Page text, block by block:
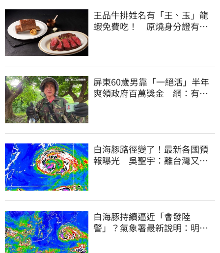
王品牛排姓名有「王、玉」龍
蝦免費吃！ 原燒身分證有
屏東60歲男靠「一絕活」半年
爽領政府百萬獎金 網：有人
白海豚路徑變了！最新各國預
報曝光 吳聖宇：離台灣又更
白海豚持續逼近「會發陸
警」？氣象署最新說明：明天